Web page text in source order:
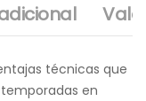
técnicas que
en